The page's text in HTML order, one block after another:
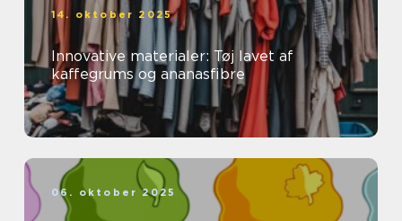
14. oktober 2025
Innovative materialer: Tøj lavet af
kaffegrums og ananasfibre
06. oktober 2025